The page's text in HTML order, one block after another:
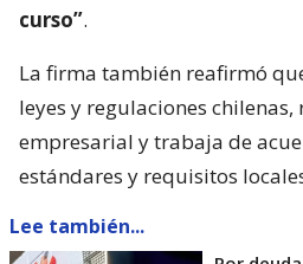
curso”.
La firma también reafirmó
leyes y regulaciones chilenas,
empresarial y trabaja de
estándares y requisitos
Lee también...